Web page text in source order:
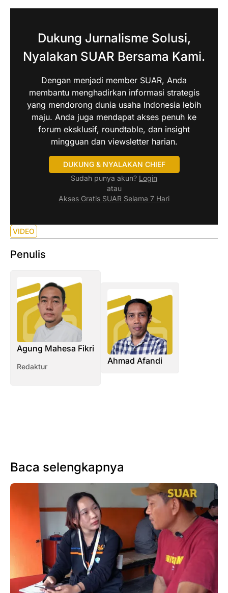
Dukung Jurnalisme Solusi,
Nyalakan SUAR Bersama Kami.
Dengan menjadi member SUAR, Anda
membantu menghadirkan informasi strategis
yang mendorong dunia usaha Indonesia lebih
maju. Anda juga mendapat akses penuh ke
forum eksklusif, roundtable, dan insight
mingguan dan viewsletter harian.
DUKUNG & NYALAKAN CHIEF
Sudah punya akun? Login
atau
Akses Gratis SUAR Selama 7 Hari
VIDEO
Penulis
Agung Mahesa Fikri
Redaktur
Ahmad Afandi
Baca selengkapnya